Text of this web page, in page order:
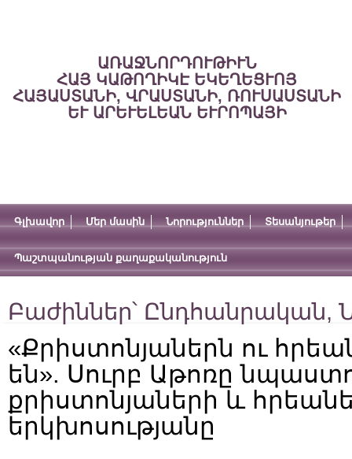
ԱՌԱՋՆՈՐԴՈՒԹԻՒՆ
ՀԱՅ ԿԱԹՈՂԻԿԷ ԵԿԵՂԵՑՒՈՅ
ՀԱՅԱՍՏԱՆԻ, ՎՐԱՍՏԱՆԻ, ՌՈՒՍԱՍՏԱՆԻ
ԵՒ ԱՐԵՒԵԼԵԱՆ ԵՒՐՈՊԱՅԻ
Գլխավոր Մեր մասին Նորություններ Տեսանյութեր
Պաշտպանության քաղաքականություն
Բաժիններ՝ Ընդհանրական,
«Քրիստոնյաներն ու
են». Սուրբ Աթոռը
քրիստոնյաների և
երկխոսությանը